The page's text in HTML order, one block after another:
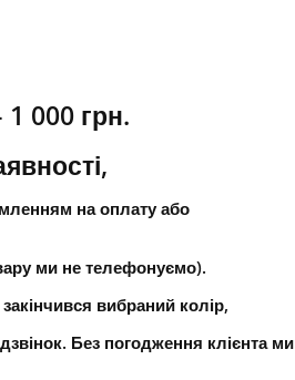
1 000 грн.
на оплату або
ми не телефонуємо).
вибраний колір,
Без погодження клієнта ми